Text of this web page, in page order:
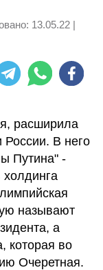
13.05.22 |
расширила
России. В него
Путина" -
холдинга
называют
а
которая во
Очеретная.